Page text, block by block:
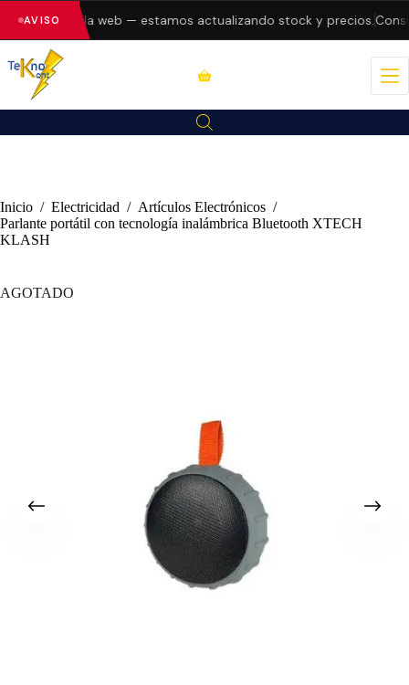
AVISOen la web — estamos actualizando stock y precios.
Inicio / Electricidad / Artículos Electrónicos /
Parlante portátil con tecnología inalámbrica Bluetooth XTECH
KLASH
AGOTADO